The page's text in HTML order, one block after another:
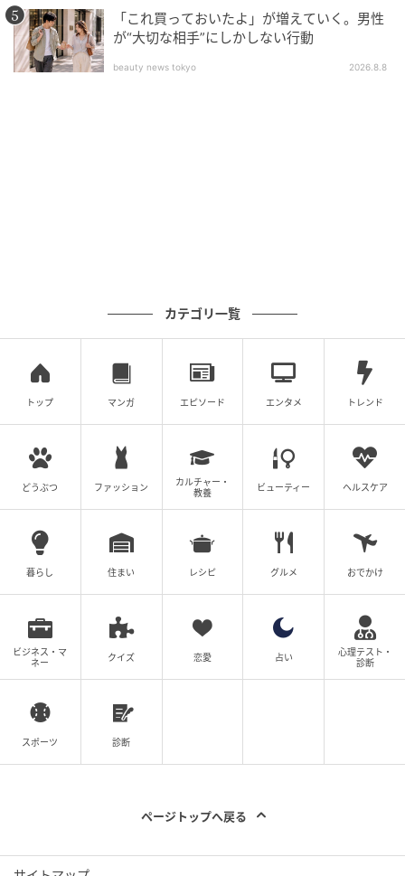
「これ買っておいたよ」が増えていく。男性
が“大切な相手”にしかしない行動
beauty news tokyo 2026.8.8
カテゴリ一覧
トップ マンガ エピソード エンタメ トレンド
どうぶつ ファッション
カルチャー・
教養
ビューティー ヘルスケア
暮らし 住まい レシピ グルメ おでかけ
ビジネス・マ
ネー
クイズ 恋愛 占い
心理テスト・
診断
スポーツ 診断
ページトップへ戻る